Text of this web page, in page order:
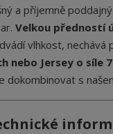
a příjemně
Velkou předností
vlhkost,
nebo Jersey o síle
dokombinovat s